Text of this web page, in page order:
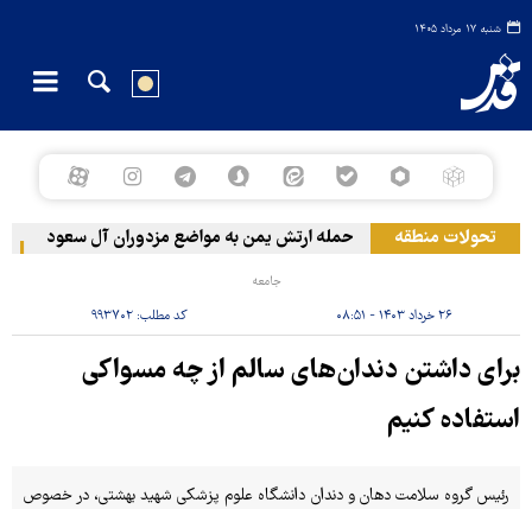
شنبه ۱۷ مرداد ۱۴۰۵
تحولات منطقه حمله ارتش یمن به مواضع مزدوران آل سعود
جامعه
۲۶ خرداد ۱۴۰۳ - ۰۸:۵۱ کد مطلب:۹۹۳۷۰۲
برای داشتن دندان‌های سالم از چه مسواکی
استفاده کنیم
رئیس گروه سلامت دهان و دندان دانشگاه علوم پزشکی شهید بهشتی، در خصوص